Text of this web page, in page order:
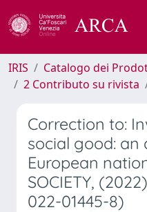
IRIS
Catalogo dei
2 Contributo su rivista
Correction to:
social good: an
European
SOCIETY,
022-01445-8)